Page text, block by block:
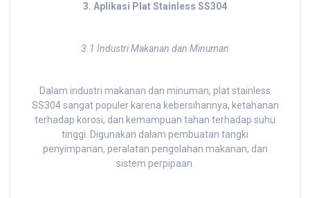
3. Aplikasi Plat Stainless SS304
3.1 Industri Makanan dan Minuman
Dalam industri makanan dan minuman, plat stainless
SS304 sangat populer karena kebersihannya, ketahanan
terhadap korosi, dan kemampuan tahan terhadap suhu
tinggi. Digunakan dalam pembuatan tangki
penyimpanan, peralatan pengolahan makanan, dan
sistem perpipaan.